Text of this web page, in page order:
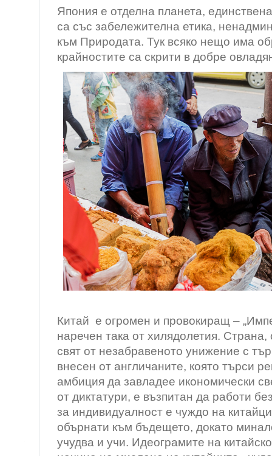
Япония е отделна планета,
са със забележителна етика,
към Природата. Тук всяко нещо има
крайностите са скрити в добре
Китай е огромен и провокиращ –
наречен така от хилядолетия.
свят от незабравеното унижение с
внесен от англичаните, която търси
амбиция да завладее икономически
от диктатури, е възпитан да работи
за индивидуалност е чуждо на
обърнати към бъдещето, докато
учудва и учи. Идеограмите на